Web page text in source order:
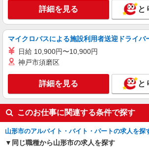
楯1丁目1‐18
キープ 詳
詳細を見る と
マイクロバスによる施設利用者送迎ドライバ
日給 10,900円〜10,900円
神戸市須磨区
詳細を見る と
このお仕事に関連する条件で探す
山形市のアルバイト・バイト・パートの求人を探
同じ職種から山形市の求人を探す